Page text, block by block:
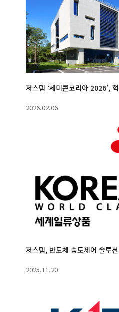
저스템 ‘세미콘코리아 2026’,
2026.02.06
저스템, 반도체 습도제어 솔루션
2025.11.20